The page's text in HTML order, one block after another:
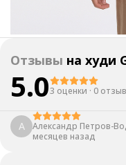
Отзывы на худи
5.03 оценки · 0
А Александр Петров-
месяцев назад